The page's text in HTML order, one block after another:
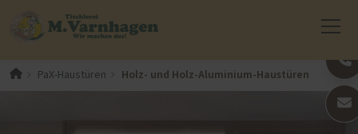
PaX-Haustüren Holz- und Holz-Aluminium-Haustüren